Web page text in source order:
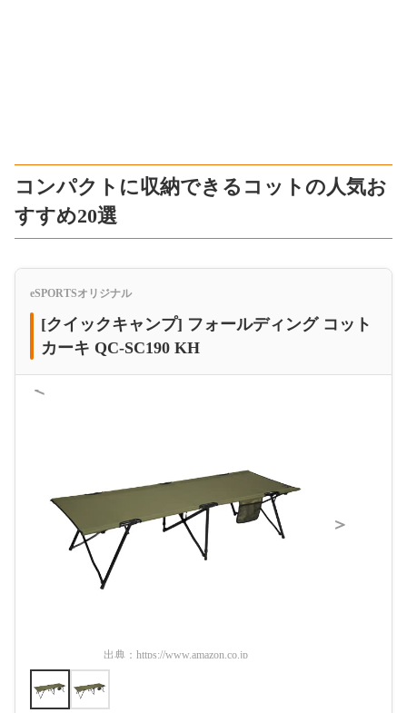
コンパクトに収納できるコットの人気お
すすめ20選
eSPORTSオリジナル
[クイックキャンプ] フォールディング コット
カーキ QC-SC190 KH
＜
出典： https://www.amazon.co.jp
＞